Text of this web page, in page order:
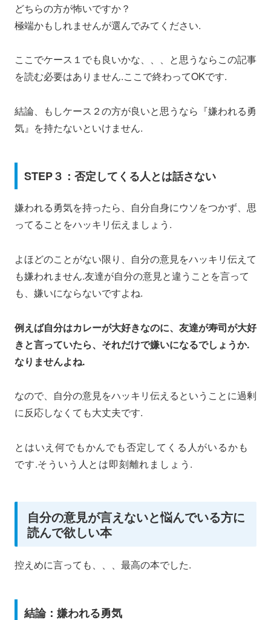
どちらの方が怖いですか？
極端かもしれませんが選んでみてください.
ここでケース１でも良いかな、、、と思うならこの記事
を読む必要はありません.ここで終わってOKです.
結論、もしケース２の方が良いと思うなら『嫌われる勇
気』を持たないといけません.
STEP３：否定してくる人とは話さない
嫌われる勇気を持ったら、自分自身にウソをつかず、思
ってることをハッキリ伝えましょう.
よほどのことがない限り、自分の意見をハッキリ伝えて
も嫌われません.友達が自分の意見と違うことを言って
も、嫌いにならないですよね.
例えば自分はカレーが大好きなのに、友達が寿司が大好
きと言っていたら、それだけで嫌いになるでしょうか.
なりませんよね.
なので、自分の意見をハッキリ伝えるということに過剰
に反応しなくても大丈夫です.
とはいえ何でもかんでも否定してくる人がいるかも
です.そういう人とは即刻離れましょう.
自分の意見が言えないと悩んでいる方に
読んで欲しい本
控えめに言っても、、、最高の本でした.
結論：嫌われる勇気